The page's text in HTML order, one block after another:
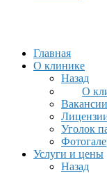
Главная
О клинике
Назад
О
Вакансии
Уголок
Услуги и цены
Назад